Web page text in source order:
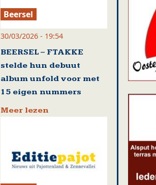
Beersel
30/03/2026 - 19:54
BEERSEL – FTAKKE
stelde hun debuut
album unfold voor met
15 eigen nummers
Meer lezen